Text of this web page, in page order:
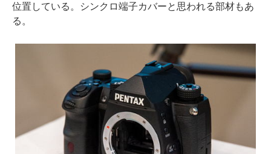
位置している。シンクロ端子カバーと思われる部材もあ
る。